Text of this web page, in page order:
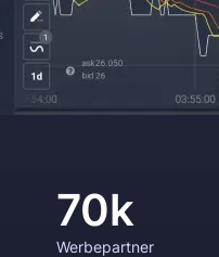
70k
Werbepartner